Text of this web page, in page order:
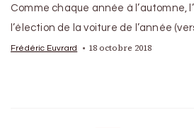
Comme chaque année à l’automne,
l’élection de la voiture de l’année
Frédéric Euvrard 18 octobre 2018